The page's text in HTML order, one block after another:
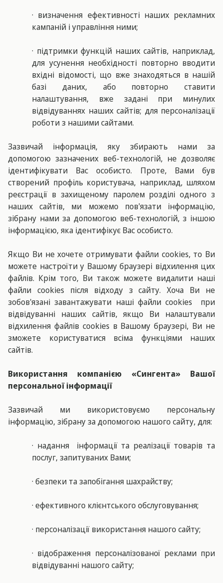
· визначення ефективності наших рекламних
кампаній і управління ними;
· підтримки функцій наших сайтів, наприклад,
для усунення необхідності повторно вводити
вхідні відомості, що вже знаходяться в нашій
базі даних, або повторно ставити
налаштування, вже задані при минулих
відвідуваннях наших сайтів; для персоналізації
роботи з нашими сайтами.
Зазвичай інформація, яку збирають нами за
допомогою зазначених веб-технологій, не дозволяє
ідентифікувати Вас особисто. Проте, Вами був
створений профіль користувача, наприклад, шляхом
реєстрації в захищеному паролем розділі одного з
наших сайтів, ми можемо пов'язати інформацію,
зібрану нами за допомогою веб-технологій, з іншою
інформацією, яка ідентифікує Вас особисто.
Якщо Ви не хочете отримувати файли cookies, то Ви
можете настроїти у Вашому браузері відхилення цих
файлів. Крім того, Ви також можете видалити наші
файли cookies після відходу з сайту. Хоча Ви не
зобов'язані завантажувати наші файли cookies при
відвідуванні наших сайтів, якщо Ви налаштували
відхилення файлів cookies в Вашому браузері, Ви не
зможете користуватися всіма функціями наших
сайтів.
Використання компанією «Сингента» Вашої
персональної інформації
Зазвичай ми використовуємо персональну
інформацію, зібрану за допомогою нашого сайту, для:
· надання інформації та реалізації товарів та
послуг, запитуваних Вами;
· безпеки та запобігання шахрайству;
· ефективного клієнтського обслуговування;
· персоналізації використання нашого сайту;
· відображення персоналізованої реклами при
відвідуванні нашого сайту;